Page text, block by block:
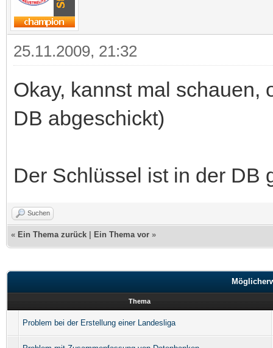
25.11.2009, 21:32
Okay, kannst mal schauen,
DB abgeschickt)
Der Schlüssel ist in der DB
Suchen
« Ein Thema zurück Ein Thema vor »
Thema
Problem bei der Erstellung einer Landesliga